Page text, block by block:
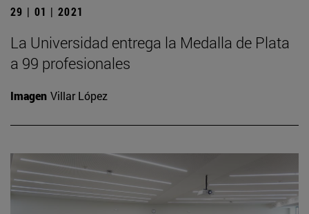
29 | 01 | 2021
La Universidad entrega la Medalla de Plata
a 99 profesionales
Imagen Villar López